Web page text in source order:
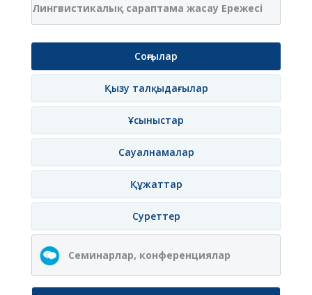
Лингвистикалық сараптама жасау Ережесі
Соңғылар
Қызу талқыдағылар
Ұсыныстар
Сауалнамалар
Құжаттар
Суреттер
Семинарлар, конференциялар